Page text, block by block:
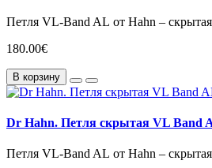
Петля VL-Band AL от Hahn –
180.00€
В корзину
Dr Hahn. Петля скрытая VL Band
Петля VL-Band AL от Hahn –